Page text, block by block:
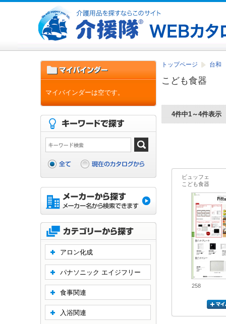
トップページ 台和
こども食器
4件中1～4件表示
ビュッフェ
こども食器
258
マイバインダーは空です。
アロン化成
パナソニック エイジフリー
食事関連
入浴関連